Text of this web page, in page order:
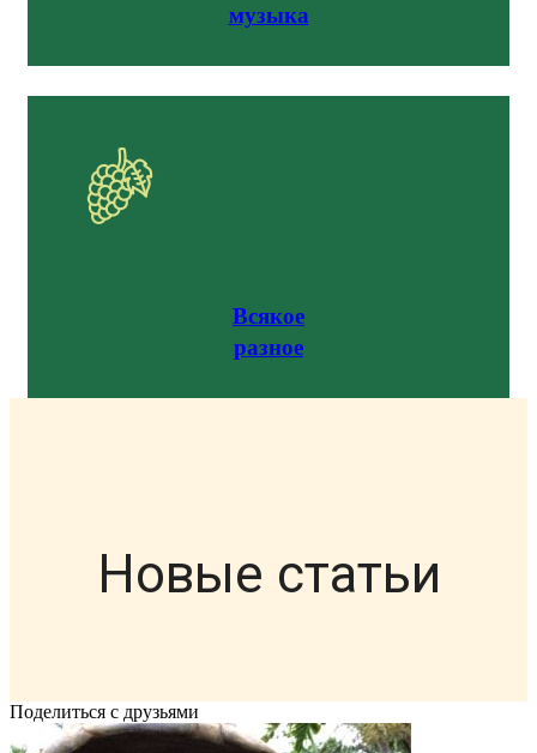
музыка
Всякое
разное
Новые статьи
Поделиться с друзьями